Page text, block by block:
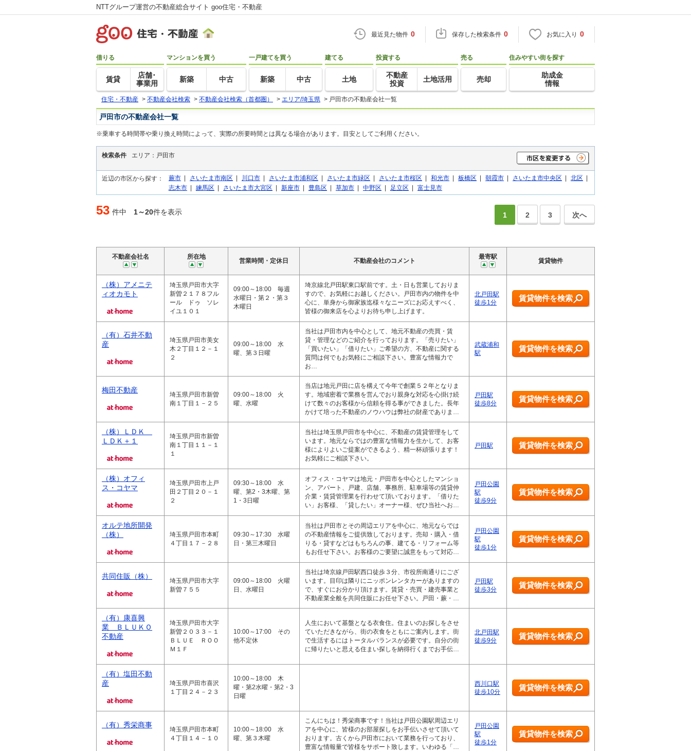
NTTグループ運営の不動産総合サイト goo住宅・不動産
最近見た物件 0 保存した検索条件 0 お気に入り 0
借りる
賃貸
店舗･
事業用
マンションを買う
新築 中古
一戸建てを買う
新築 中古
建てる
土地
投資する
不動産
投資
土地活用
売る
売却
住みやすい街を探す
助成金
情報
住宅・不動産 > 不動産会社検索 > 不動産会社検索（首都圏） > エリア/埼玉県 > 戸田市の不動産会社一覧
戸田市の不動産会社一覧
※乗車する時間帯や乗り換え時間によって、実際の所要時間とは異なる場合があります。目安としてご利用ください。
検索条件 エリア：戸田市
近辺の市区から探す： 蕨市 | さいたま市南区 | 川口市 | さいたま市浦和区 | さいたま市緑区 | さいたま市桜区 | 和光市 | 板橋区 | 朝霞市 | さいたま市中央区 | 北区 |
志木市 | 練馬区 | さいたま市大宮区 | 新座市 | 豊島区 | 草加市 | 中野区 | 足立区 | 富士見市
53 件中 1～20件を表示 1 2 3 次へ
不動産会社名 所在地
営業時間・定休日 不動産会社のコメント
最寄駅
賃貸物件
（株）アメニテ
ィオカモト
埼玉県戸田市大字
新曽２１７８フル
ール ドゥ ソレ
イユ１０１
09:00～18:00 毎週
水曜日・第２・第３
木曜日
埼京線北戸田駅東口駅前です。土・日も営業しておりま
すので、お気軽にお越しください。戸田市内の物件を中
心に、単身から御家族迄様々なニーズにお応えすべく、
皆様の御来店を心よりお待ち申し上げます。
北戸田駅
徒歩1分
賃貸物件を検索
（有）石井不動
産
埼玉県戸田市美女
木２丁目１２－１
２
09:00～18:00 水
曜、第３日曜
当社は戸田市内を中心として、地元不動産の売買・賃
貸・管理などのご紹介を行っております。「売りたい」
「買いたい」「借りたい」ご希望の方、不動産に関する
質問は何でもお気軽にご相談下さい。豊富な情報力で
お…
武蔵浦和
駅
賃貸物件を検索
梅田不動産
埼玉県戸田市新曽
南１丁目１－２５
09:00～18:00 火
曜、水曜
当店は地元戸田に店を構えて今年で創業５２年となりま
す。地域密着で業務を営んでおり親身な対応を心掛け続
けて数々のお客様から信頼を得る事ができました。長年
かけて培った不動産のノウハウは弊社の財産でありま…
戸田駅
徒歩8分
賃貸物件を検索
（株）ＬＤＫ
ＬＤＫ＋１
埼玉県戸田市新曽
南１丁目１１－１
１
当社は埼玉県戸田市を中心に、不動産の賃貸管理をして
います。地元ならではの豊富な情報力を生かして、お客
様によりよいご提案ができるよう、精一杯頑張ります！
お気軽にご相談下さい。
戸田駅 賃貸物件を検索
（株）オフィ
ス・コヤマ
埼玉県戸田市上戸
田２丁目２０－１
２
09:30～18:00 水
曜、第2・3木曜、第
1・3日曜
オフィス・コヤマは地元・戸田市を中心としたマンショ
ン、アパート、戸建、店舗、事務所、駐車場等の賃貸仲
介業・賃貸管理業を行わせて頂いております。「借りた
い」お客様、「貸したい」オーナー様、ぜひ当社へお…
戸田公園
駅
徒歩9分
賃貸物件を検索
オルテ地所開発
（株）
埼玉県戸田市本町
４丁目１７－２８
09:30～17:30 水曜
日・第三木曜日
当社は戸田市とその周辺エリアを中心に、地元ならでは
の不動産情報をご提供致しております。売却・購入・借
りる・貸すなどはもちろんの事、建てる・リフォーム等
もお任せ下さい。お客様のご要望に誠意をもって対応…
戸田公園
駅
徒歩1分
賃貸物件を検索
共同住販（株）
埼玉県戸田市大字
新曽７５５
09:00～18:00 火曜
日、水曜日
当社は埼京線戸田駅西口徒歩３分、市役所南通りにござ
います。目印は隣りにニッポンレンタカーがありますの
で、すぐにお分かり頂けます。賃貸・売買・建売事業と
不動産業全般を共同住販にお任せ下さい。戸田・蕨・…
戸田駅
徒歩3分
賃貸物件を検索
（有）康喜興
業 ＢＬＵＫＯ
不動産
埼玉県戸田市大字
新曽２０３３－１
ＢＬＵＥ ＲＯＯ
Ｍ１Ｆ
10:00～17:00 その
他不定休
人生において基盤となる衣食住。住まいのお探しをさせ
ていただきながら、街の衣食をともにご案内します。街
で生活するにはトータルバランスが必要です。自分の街
に帰りたいと思える住まい探しを納得行くまでお手伝…
北戸田駅
徒歩9分
賃貸物件を検索
（有）塩田不動
産
埼玉県戸田市喜沢
１丁目２４－２３
10:00～18:00 木
曜・第2水曜・第2・3
日曜
西川口駅
徒歩10分
賃貸物件を検索
（有）秀栄商事
埼玉県戸田市本町
４丁目１４－１０
10:00～18:00 水
曜、第３木曜
こんにちは！秀栄商事です！当社は戸田公園駅周辺エリ
アを中心に、皆様のお部屋探しをお手伝いさせて頂いて
おります。古くから戸田市において業務を行っており、
豊富な情報量で皆様をサポート致します。いわゆる「…
戸田公園
駅
徒歩1分
賃貸物件を検索